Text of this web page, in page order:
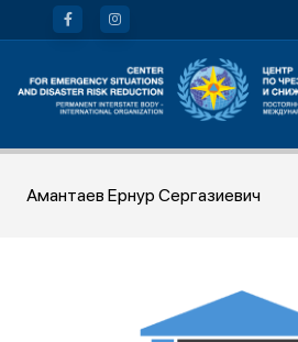
Амантаев Ернур Сергазиевич